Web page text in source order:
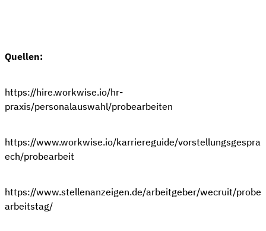
Quellen:
https://hire.workwise.io/hr-
praxis/personalauswahl/probearbeiten
https://www.workwise.io/karriereguide/vorstellungsgespra
ech/probearbeit
https://www.stellenanzeigen.de/arbeitgeber/wecruit/probe
arbeitstag/